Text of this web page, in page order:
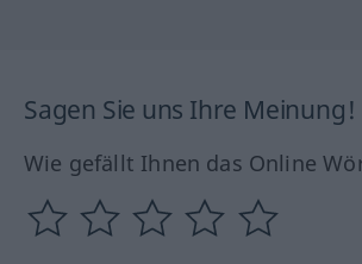
Sagen Sie uns Ihre Meinung!
Wie gefällt Ihnen das Online